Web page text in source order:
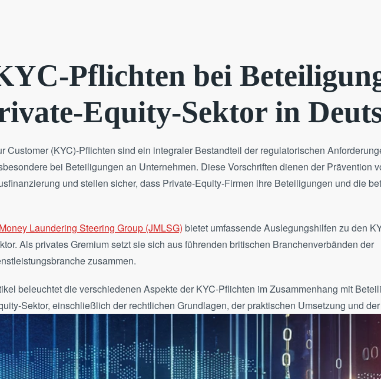
Pflichten bei
Equity-Sektor in
Customer (KYC)-Pflichten sind ein integraler Bestandteil der regulatorischen
bei Beteiligungen an Unternehmen. Diese Vorschriften dienen der Prävention
und stellen sicher, dass Private-Equity-Firmen ihre Beteiligungen und die
Laundering Steering Group (JMLSG) bietet umfassende Auslegungshilfen zu den
Als privates Gremium setzt sie sich aus führenden britischen Branchenverbänden der
zusammen.
beleuchtet die verschiedenen Aspekte der KYC-Pflichten im Zusammenhang mit
Sektor, einschließlich der rechtlichen Grundlagen, der praktischen Umsetzung und